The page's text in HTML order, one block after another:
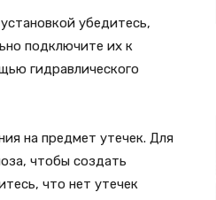
убедитесь,
подключите их к
гидравлического
на предмет утечек. Для
чтобы создать
что нет утечек